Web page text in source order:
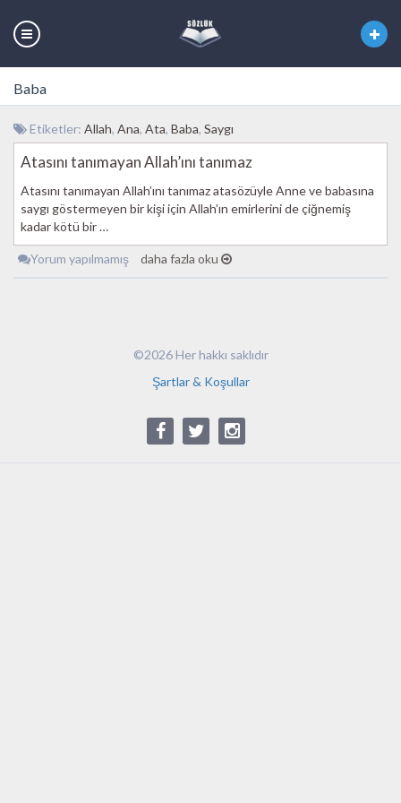
Baba
Etiketler: Allah, Ana, Ata, Baba, Saygı
Atasını tanımayan Allah’ını tanımaz
Atasını tanımayan Allah’ını tanımaz atasözüyle Anne ve babasına
saygı göstermeyen bir kişi için Allah’ın emirlerini de çiğnemiş
kadar kötü bir …
Yorum yapılmamış daha fazla oku
©2026 Her hakkı saklıdır
Şartlar & Koşullar